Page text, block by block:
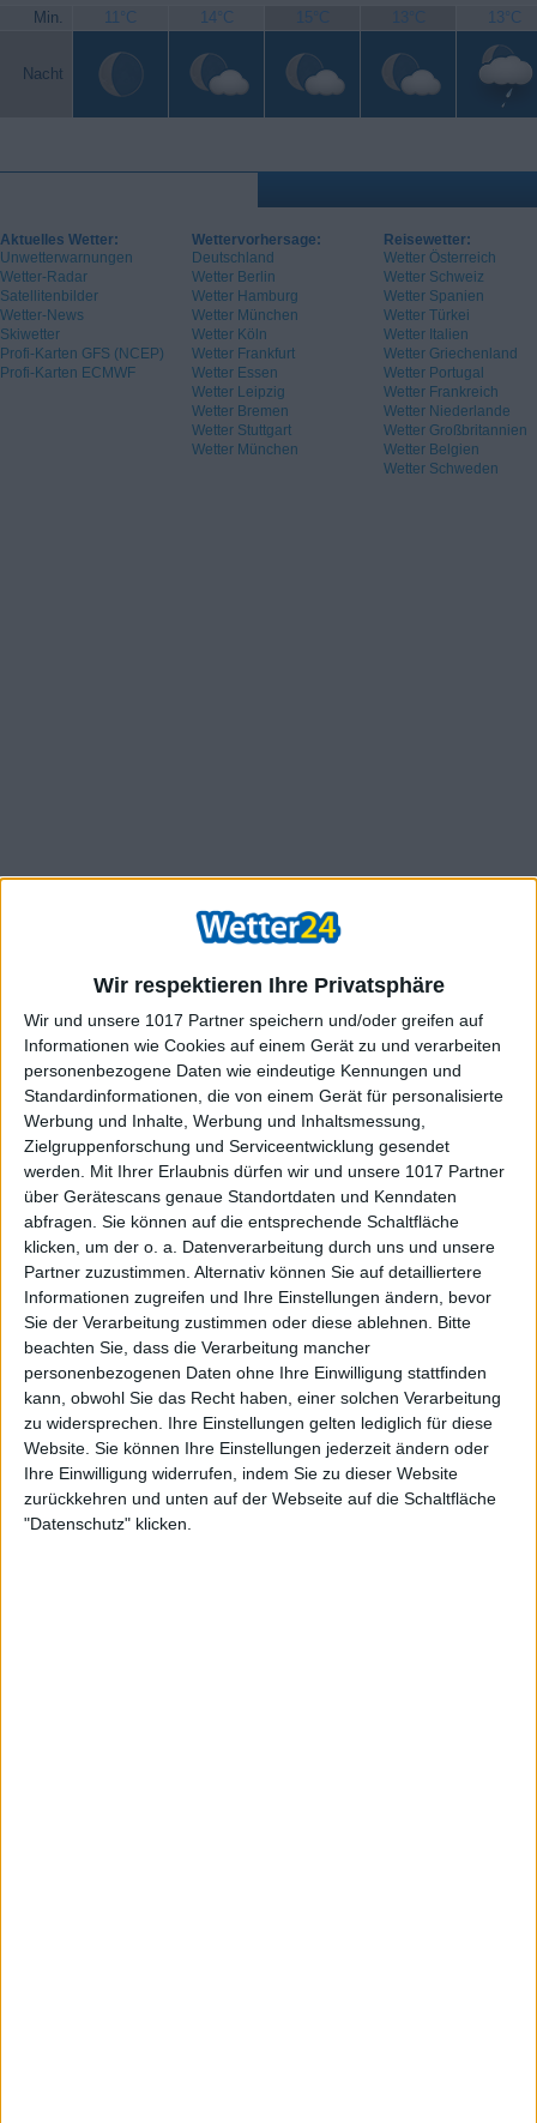
Wir respektieren Ihre Privatsphäre
Wir und unsere 1017 Partner speichern und/oder greifen auf
Informationen wie Cookies auf einem Gerät zu und verarbeiten
personenbezogene Daten wie eindeutige Kennungen und
Standardinformationen, die von einem Gerät für personalisierte
Werbung und Inhalte, Werbung und Inhaltsmessung,
Zielgruppenforschung und Serviceentwicklung gesendet
werden.
Mit Ihrer Erlaubnis dürfen wir und unsere 1017 Partner
über Gerätescans genaue Standortdaten und Kenndaten
abfragen. Sie können auf die entsprechende Schaltfläche
klicken, um der o. a. Datenverarbeitung durch uns und unsere
Partner zuzustimmen. Alternativ können Sie auf detailliertere
Informationen zugreifen und Ihre Einstellungen ändern, bevor
Sie der Verarbeitung zustimmen oder diese ablehnen.
Bitte
beachten Sie, dass die Verarbeitung mancher
personenbezogenen Daten ohne Ihre Einwilligung stattfinden
kann, obwohl Sie das Recht haben, einer solchen Verarbeitung
zu widersprechen. Ihre Einstellungen gelten lediglich für diese
Website. Sie können Ihre Einstellungen jederzeit ändern oder
Ihre Einwilligung widerrufen, indem Sie zu dieser Website
zurückkehren und unten auf der Webseite auf die Schaltfläche
"Datenschutz" klicken.
Min. 11°C 14°C 15°C 13°C 13°C
Nacht
Aktuelles Wetter:
Unwetterwarnungen
Wetter-Radar
Satellitenbilder
Wetter-News
Skiwetter
Profi-Karten GFS (NCEP)
Profi-Karten ECMWF
Wettervorhersage:
Deutschland
Wetter Berlin
Wetter Hamburg
Wetter München
Wetter Köln
Wetter Frankfurt
Wetter Essen
Wetter Leipzig
Wetter Bremen
Wetter Stuttgart
Wetter München
Reisewetter:
Wetter Österreich
Wetter Schweiz
Wetter Spanien
Wetter Türkei
Wetter Italien
Wetter Griechenland
Wetter Portugal
Wetter Frankreich
Wetter Niederlande
Wetter Großbritannien
Wetter Belgien
Wetter Schweden